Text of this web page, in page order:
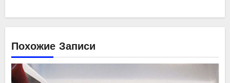
Похожие Записи